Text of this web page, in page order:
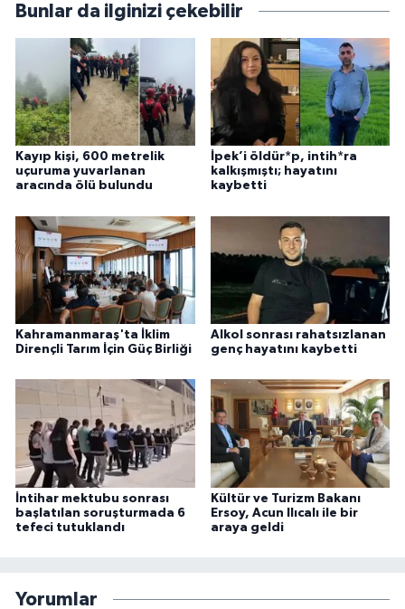
Bunlar da ilginizi çekebilir
Kayıp kişi, 600 metrelik
uçuruma yuvarlanan
aracında ölü bulundu
İpek’i öldür*p, intih*ra
kalkışmıştı; hayatını
kaybetti
Kahramanmaraş'ta İklim
Dirençli Tarım İçin Güç Birliği
Alkol sonrası rahatsızlanan
genç hayatını kaybetti
İntihar mektubu sonrası
başlatılan soruşturmada 6
tefeci tutuklandı
Kültür ve Turizm Bakanı
Ersoy, Acun Ilıcalı ile bir
araya geldi
Yorumlar